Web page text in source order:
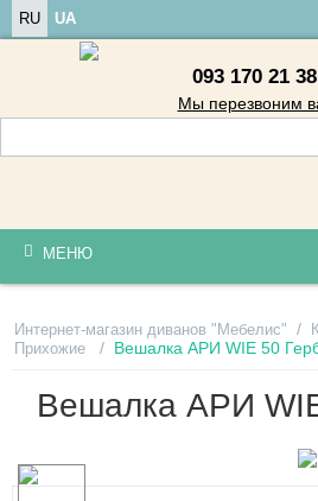
RU UA
093 170 21 38
Мы перезвоним
МЕНЮ
Интернет-магазин диванов "Мебелис" /
Прихожие / Вешалка АРИ WIE 50
Вешалка АРИ